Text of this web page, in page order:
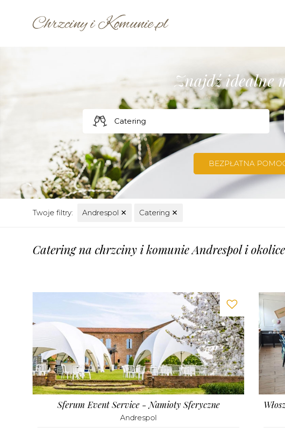
Znajdź idealne
BEZPŁATNA
Twoje filtry: Andrespol ✕ Catering ✕
Catering na chrzciny i komunie Andrespol i
Sferum Event Service - Namioty Sferyczne
Andrespol